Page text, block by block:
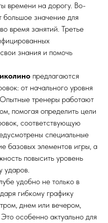
времени на дорогу. Во-
большое значение для
время занятий. Третье
знания и помочь
предлагаются
от начального уровня
тренеры работают
помогая определить цели
соответствующую
специальные
базовых элементов игры, а
повысить уровень
ударов.
удобно не только в
гибкому графику
днем или вечером,
особенно актуально для